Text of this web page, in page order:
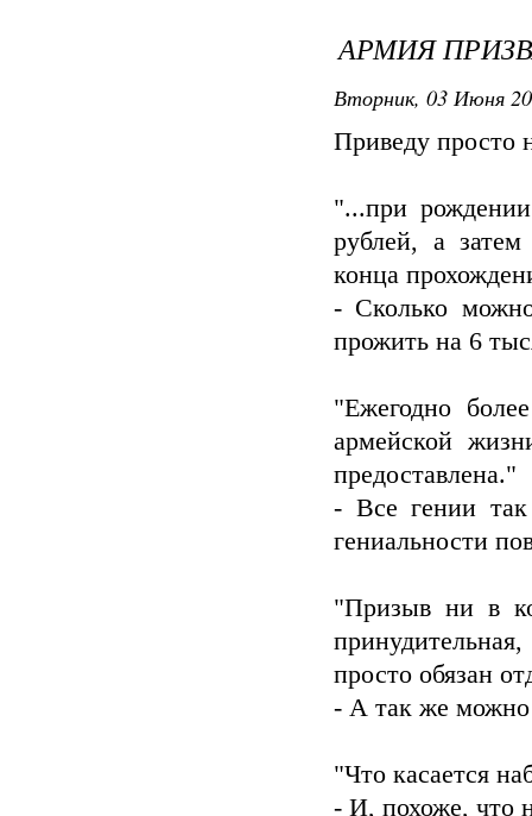
АРМИЯ
Вторник, 03 Июня
Приведу просто
"...при
рублей, а
конца
- Сколько
прожить на 6
"Ежегодно
армейской
предоставлена."
- Все гении
гениальности
"Призыв ни в
просто обязан
- А так же можно
"Что касается
- И, похоже, что